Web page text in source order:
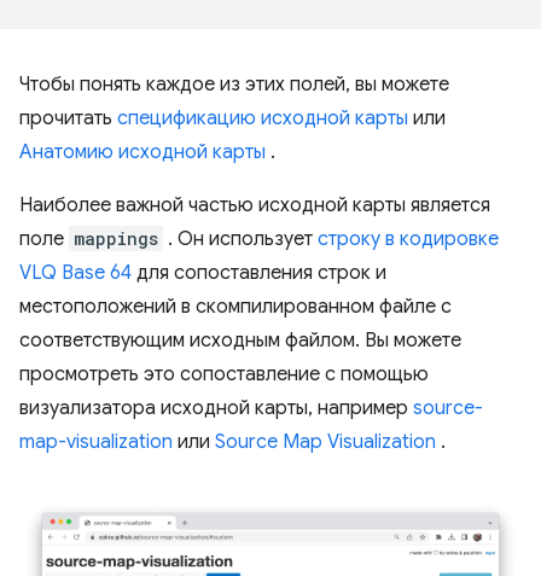
Чтобы понять каждое из этих полей, вы можете
прочитать спецификацию исходной карты или
Анатомию исходной карты .
Наиболее важной частью исходной карты является
поле mappings . Он использует строку в кодировке
VLQ Base 64 для сопоставления строк и
местоположений в скомпилированном файле с
соответствующим исходным файлом. Вы можете
просмотреть это сопоставление с помощью
визуализатора исходной карты, например source-
map-visualization или Source Map Visualization .